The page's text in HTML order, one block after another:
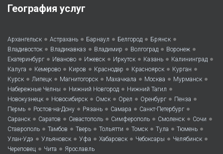
География услуг
Архангельск • Астрахань • Барнаул • Белгород • Брянск •
Владивосток • Владикавказ • Владимир • Волгоград • Воронеж •
Екатеринбург • Иваново • Ижевск • Иркутск • Казань • Калининград •
Калуга • Кемерово • Киров • Краснодар • Красноярск • Курган •
Курск • Липецк • Магнитогорск • Махачкала • Москва • Мурманск •
Набережные Челны • Нижний Новгород • Нижний Тагил •
Новокузнецк • Новосибирск • Омск • Орел • Оренбург • Пенза •
Пермь • Ростов-на-Дону • Рязань • Самара • Санкт-Петербург •
Саранск • Саратов • Севастополь • Симферополь • Смоленск • Сочи •
Ставрополь • Тамбов • Тверь • Тольятти • Томск • Тула • Тюмень •
Улан-Удэ • Ульяновск • Уфа • Хабаровск • Чебоксары • Челябинск •
Череповец • Чита • Ярославль